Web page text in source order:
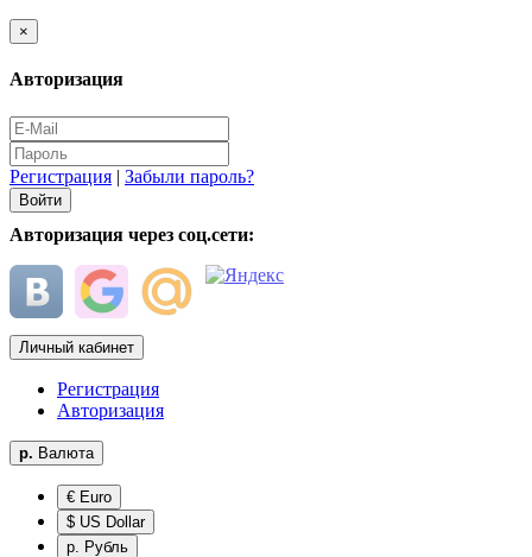
×
Авторизация
Регистрация | Забыли пароль?
Авторизация через соц.сети:
Личный кабинет
Регистрация
Авторизация
р. Валюта
€ Euro
$ US Dollar
р. Рубль